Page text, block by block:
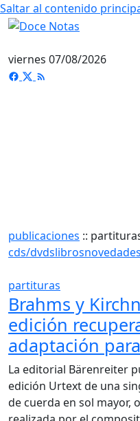
Saltar al contenido
viernes 07/08/2026
publicaciones ::
cds/dvdslibrosnovedades
partituras
Brahms y
edición
adaptación
La editorial Bärenreiter
edición Urtext de una
de cuerda en sol mayor,